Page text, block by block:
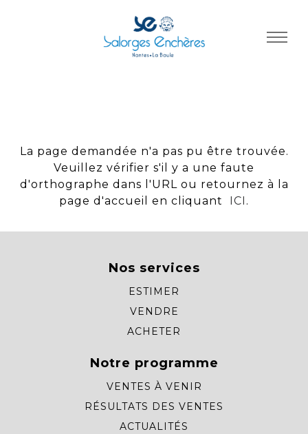
La page demandée n'a pas pu être trouvée.
Veuillez vérifier s'il y a une faute
d'orthographe dans l'URL ou retournez à la
page d'accueil en cliquant
ICI .
Nos services
ESTIMER
VENDRE
ACHETER
Notre programme
VENTES À VENIR
RÉSULTATS DES VENTES
ACTUALITÉS